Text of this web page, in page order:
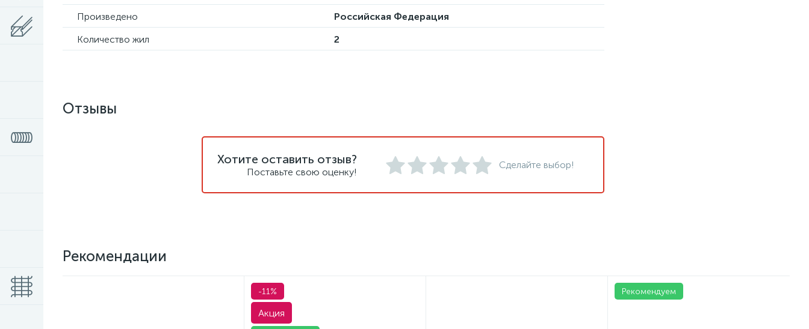
Произведено
Российская Федерация
Количество жил
2
Отзывы
Хотите оставить отзыв?
Поставьте свою оценку!
Сделайте выбор!
Рекомендации
-11%
Акция
Рекомендуем